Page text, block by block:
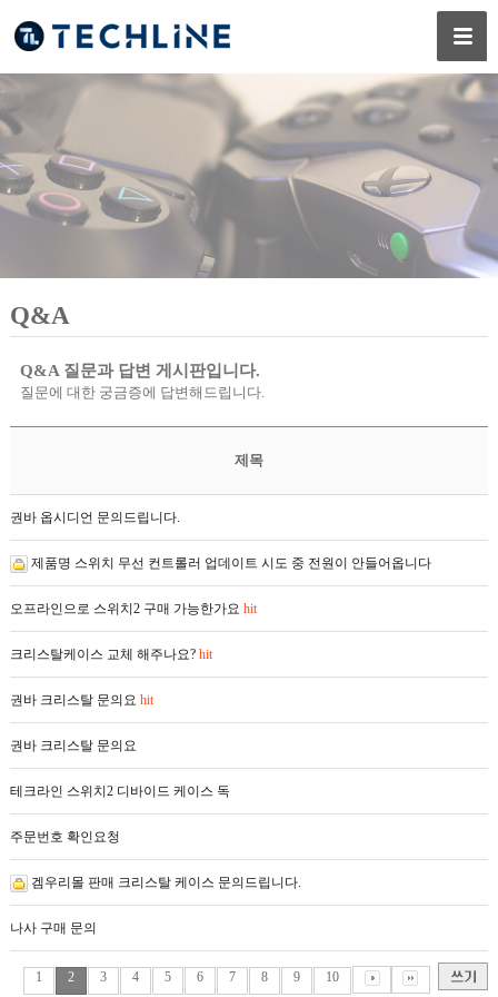
Q&A
Q&A 질문과 답변 게시판입니다.
질문에 대한 궁금증에 답변해드립니다.
제목
권바 옵시디언 문의드립니다.
제품명 스위치 무선 컨트롤러 업데이트 시도 중 전원이 안들어옵니다
오프라인으로 스위치2 구매 가능한가요 hit
크리스탈케이스 교체 해주나요? hit
권바 크리스탈 문의요 hit
권바 크리스탈 문의요
테크라인 스위치2 디바이드 케이스 독
주문번호 확인요청
겜우리몰 판매 크리스탈 케이스 문의드립니다.
나사 구매 문의
1 2 3 4 5 6 7 8 9 10